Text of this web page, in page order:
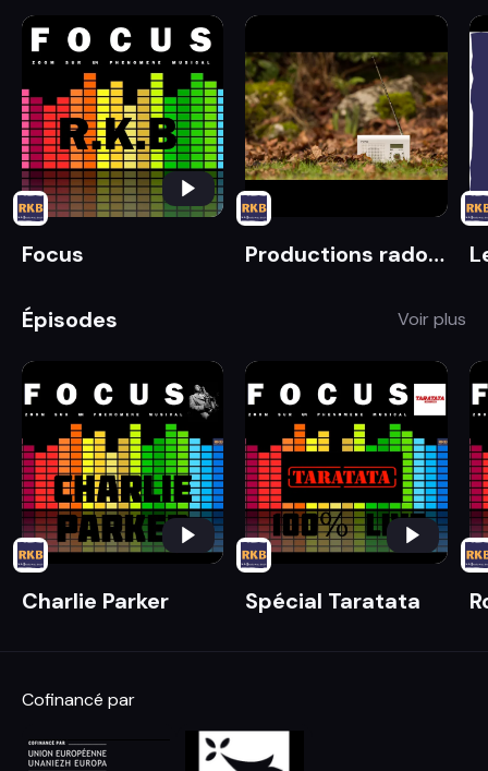
Focus Productions radophoniques bretonnes
Épisodes Voir plus
Charlie Parker Spécial Taratata
Cofinancé par